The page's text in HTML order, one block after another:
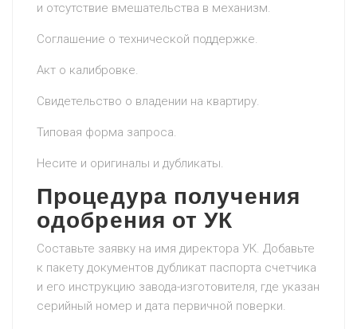
и отсутствие вмешательства в механизм.
Соглашение о технической поддержке.
Акт о калибровке.
Свидетельство о владении на квартиру.
Типовая форма запроса.
Несите и оригиналы и дубликаты.
Процедура получения
одобрения от УК
Составьте заявку на имя директора УК. Добавьте
к пакету документов дубликат паспорта счетчика
и его инструкцию завода-изготовителя, где указан
серийный номер и дата первичной поверки.